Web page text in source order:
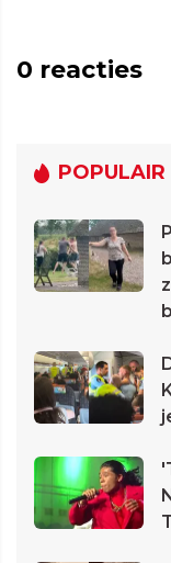
0 reacties
POPULAIR